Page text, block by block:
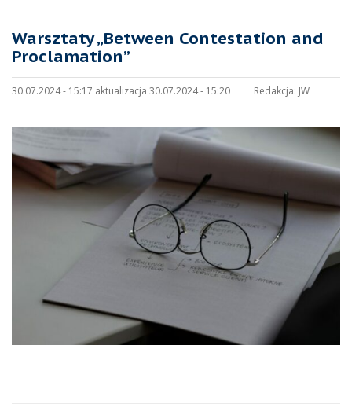
Warsztaty „Between Contestation and
Proclamation”
30.07.2024 - 15:17 aktualizacja 30.07.2024 - 15:20 Redakcja: JW